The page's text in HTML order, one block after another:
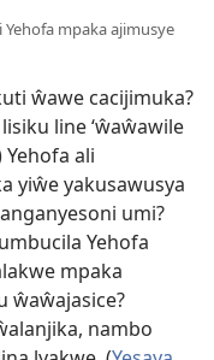
mpaka ajimusye
ŵawe cacijimuka?
line ‘ŵaŵawile
Yehofa ali
yiŵe yakusawusya
umi?
Yehofa
mpaka
ŵaŵajasice?
nambo